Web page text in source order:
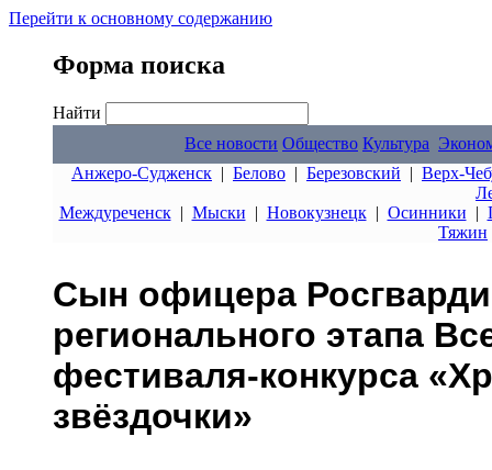
Перейти к основному содержанию
Форма поиска
Найти
Все новости Общество Культура
Анжеро-Судженск | Белово | Березовский | Верх-
Междуреченск| Мыски | Новокузнецк| Осинники |
Тяжин
Сын офицера
регионального этапа
фестиваля-конкурса
звёздочки»